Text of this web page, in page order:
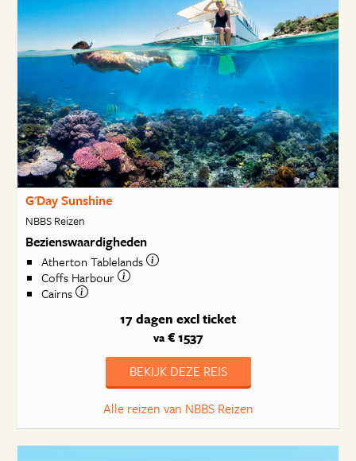
G'Day Sunshine
NBBS Reizen
Bezienswaardigheden
Atherton Tablelands
Coffs Harbour
Cairns
17 dagen excl ticket
va€ 1537
BEKIJK DEZE REIS
Alle reizen van NBBS Reizen